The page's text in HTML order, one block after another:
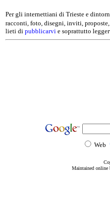
Per gli internettiani di Trieste e
racconti, foto, disegni, inviti,
lieti di pubblicarvi e soprattutto
Web
Maintained online